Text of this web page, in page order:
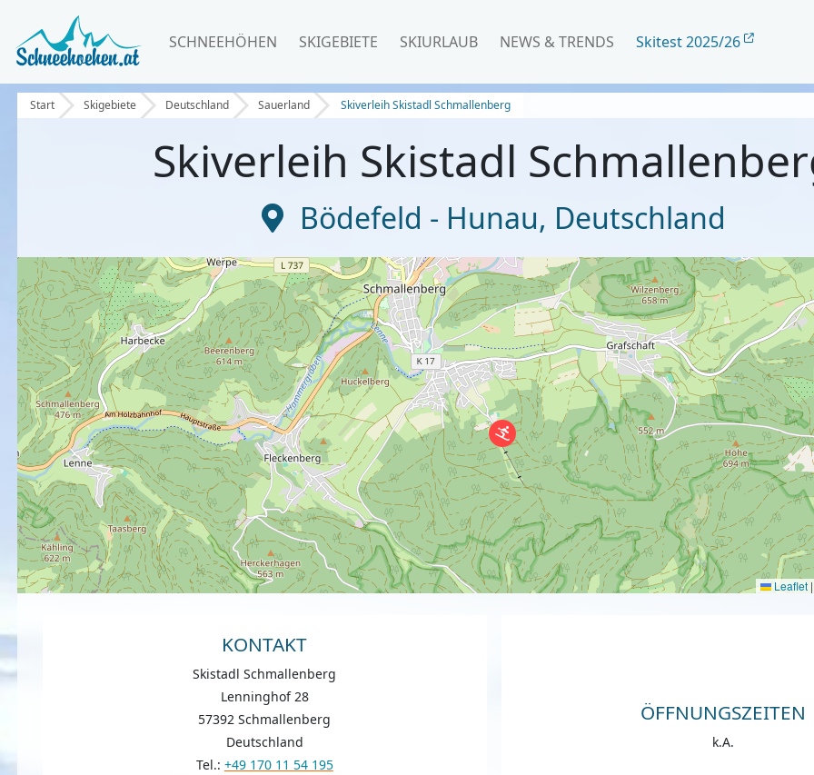
SCHNEEHÖHEN SKIGEBIETE SKIURLAUB NEWS & TRENDS Skitest 2025/26
Start Skigebiete Deutschland Sauerland Skiverleih Skistadl Schmallenberg
Skiverleih Skistadl
Bödefeld - Hunau, Deutschland
Leaflet |
KONTAKT
Skistadl Schmallenberg
Lenninghof 28
57392 Schmallenberg
Deutschland
Tel.: +49 170 11 54 195
ÖFFNUNGSZEITEN
k.A.